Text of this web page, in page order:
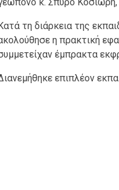
τη διάρκεια της
η πρακτική
έμπρακτα
επιπλέον